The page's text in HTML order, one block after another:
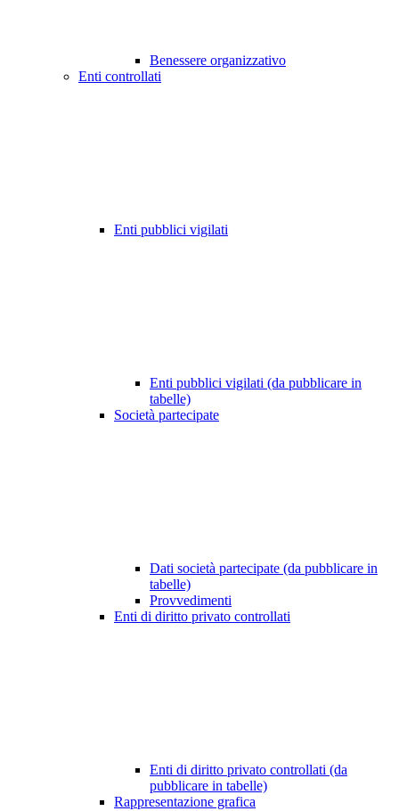
Benessere organizzativo
Enti controllati
Enti pubblici vigilati
Enti pubblici vigilati (da pubblicare in
tabelle)
Società partecipate
Dati società partecipate (da pubblicare in
tabelle)
Provvedimenti
Enti di diritto privato controllati
Enti di diritto privato controllati (da
pubblicare in tabelle)
Rappresentazione grafica